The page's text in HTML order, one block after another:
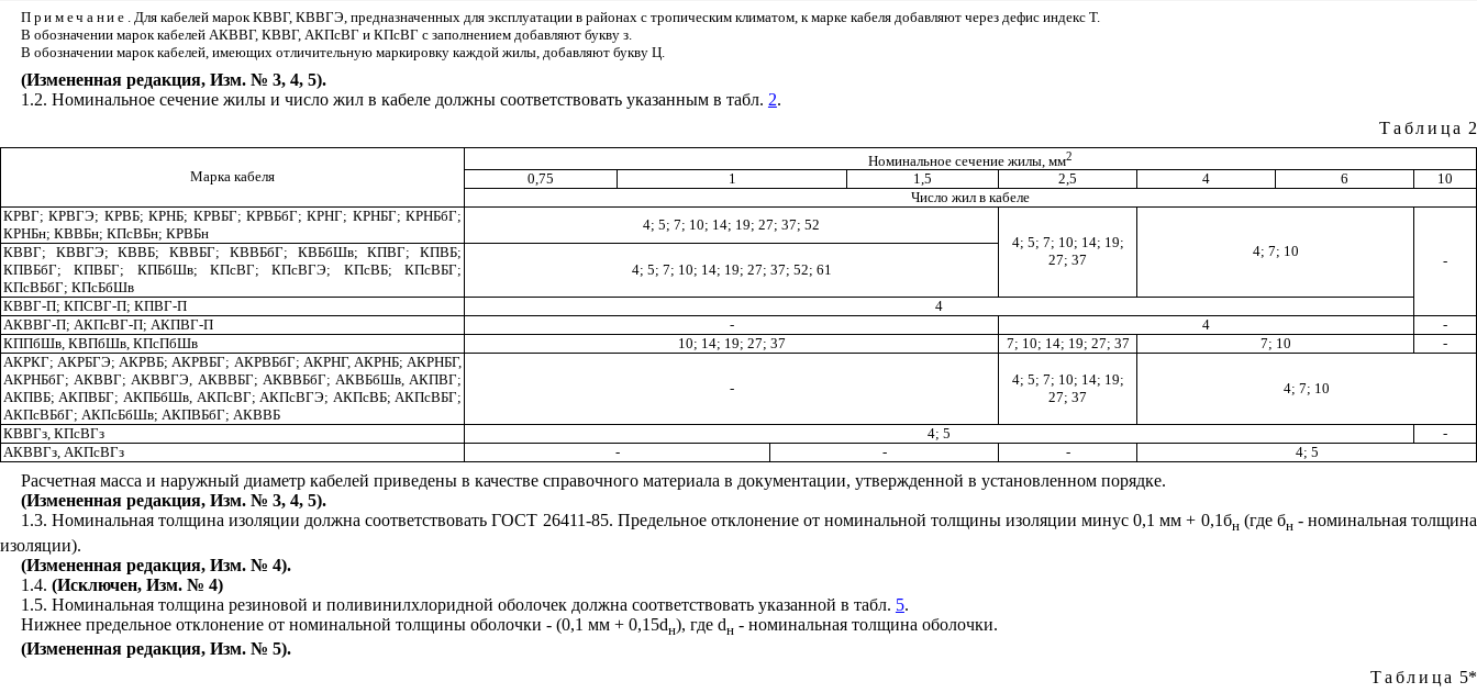
Примечание . Для кабелей марок КВВГ, КВВГЭ, предназначенных для эксплуатации в районах с тропическим климатом, к марке кабеля добавляют через дефис индекс Т.
В обозначении марок кабелей АКВВГ, КВВГ, АКПсВГ и КПсВГ с заполнением добавляют букву з.
В обозначении марок кабелей, имеющих отличительную маркировку каждой жилы, добавляют букву Ц.
(Измененная редакция, Изм. № 3, 4, 5).
1.2. Номинальное сечение жилы и число жил в кабеле должны соответствовать указанным в табл. 2.
Таблица 2
Марка кабеля
Номинальное сечение жилы, мм2
0,75 1 1,5 2,5 4 6
10
Число жил в кабеле
КРВГ; КРВГЭ; КРВБ; КРНБ; КРВБГ; КРВБбГ; КРНГ; КРНБГ; КРНБбГ;
КРНБн; КВВБн; КПсВБн; КРВБн
4; 5; 7; 10; 14; 19; 27; 37; 52
4; 5; 7; 10; 14; 19;
27; 37
4; 7; 10
-
КВВГ; КВВГЭ; КВВБ; КВВБГ; КВВБбГ; КВБбШв; КПВГ; КПВБ;
КПВБбГ; КПВБГ; КПБбШв; КПсВГ; КПсВГЭ; КПсВБ; КПсВБГ;
КПсВБбГ; КПсБбШв
4; 5; 7; 10; 14; 19; 27; 37; 52; 61
КВВГ-П; КПСВГ-П; КПВГ-П
4
АКВВГ-П; АКПсВГ-П; АКПВГ-П
- 4
-
КППбШв, КВПбШв, КПсПбШв
10; 14; 19; 27; 37 7; 10; 14; 19; 27; 37 7; 10
-
АКРКГ; АКРБГЭ; АКРВБ; АКРВБГ; АКРВБбГ; АКРНГ, АКРНБ; АКРНБГ,
АКРНБбГ; АКВВГ; АКВВГЭ, АКВВБГ; АКВВБбГ; АКВБбШв, АКПВГ;
АКПВБ; АКПВБГ; АКПБбШв, АКПсВГ; АКПсВГЭ; АКПсВБ; АКПсВБГ;
АКПсВБбГ; АКПсБбШв; АКПВБбГ; АКВВБ
-
4; 5; 7; 10; 14; 19;
27; 37
4; 7; 10
КВВГз, КПсВГз 4; 5
-
АКВВГз, АКПсВГз
- - - 4; 5
Расчетная масса и наружный диаметр кабелей приведены в качестве справочного материала в документации, утвержденной в установленном порядке.
(Измененная редакция, Изм. № 3, 4, 5).
1.3. Номинальная толщина изоляции должна соответствоватьГОСТ 26411-85. Предельное отклонение от номинальной толщины изоляции минус 0,1 мм + 0,1бн(где бн- номинальная толщина
изоляции).
(Измененная редакция, Изм. № 4).
1.4. (Исключен, Изм. № 4)
1.5. Номинальная толщина резиновой и поливинилхлоридной оболочек должна соответствовать указанной в табл. 5.
Нижнее предельное отклонение от номинальной толщины оболочки - (0,1 мм + 0,15dн), где dн- номинальная толщина оболочки.
(Измененная редакция, Изм. № 5).
Таблица 5*